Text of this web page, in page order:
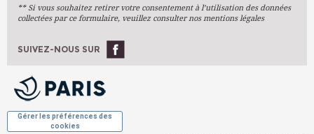
Arts Numériques
Ateliers À L'année
** Si vous souhaitez retirer votre consentement à l’utilisation des données
collectées par ce formulaire, veuillez consulter nos mentions légales
SUIVEZ-NOUS SUR
Gérer les préférences des
cookies